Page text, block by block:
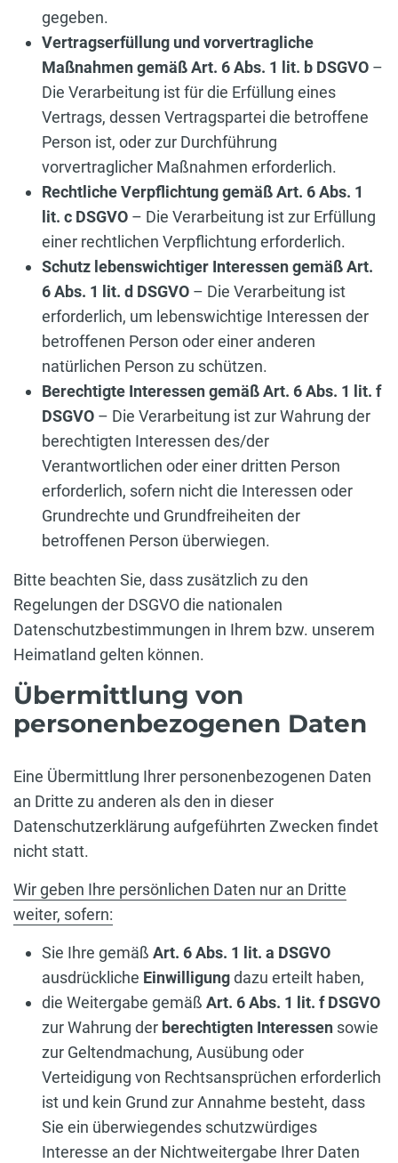
gegeben.
Vertragserfüllung und vorvertragliche
Maßnahmen gemäß Art. 6 Abs. 1 lit. b DSGVO –
Die Verarbeitung ist für die Erfüllung eines
Vertrags, dessen Vertragspartei die betroffene
Person ist, oder zur Durchführung
vorvertraglicher Maßnahmen erforderlich.
Rechtliche Verpflichtung gemäß Art. 6 Abs. 1
lit. c DSGVO – Die Verarbeitung ist zur Erfüllung
einer rechtlichen Verpflichtung erforderlich.
Schutz lebenswichtiger Interessen gemäß Art.
6 Abs. 1 lit. d DSGVO – Die Verarbeitung ist
erforderlich, um lebenswichtige Interessen der
betroffenen Person oder einer anderen
natürlichen Person zu schützen.
Berechtigte Interessen gemäß Art. 6 Abs. 1 lit. f
DSGVO – Die Verarbeitung ist zur Wahrung der
berechtigten Interessen des/der
Verantwortlichen oder einer dritten Person
erforderlich, sofern nicht die Interessen oder
Grundrechte und Grundfreiheiten der
betroffenen Person überwiegen.
Bitte beachten Sie, dass zusätzlich zu den
Regelungen der DSGVO die nationalen
Datenschutzbestimmungen in Ihrem bzw. unserem
Heimatland gelten können.
Übermittlung von
personenbezogenen Daten
Eine Übermittlung Ihrer personenbezogenen Daten
an Dritte zu anderen als den in dieser
Datenschutzerklärung aufgeführten Zwecken findet
nicht statt.
Wir geben Ihre persönlichen Daten nur an Dritte
weiter, sofern:
Sie Ihre gemäß Art. 6 Abs. 1 lit. a DSGVO
ausdrückliche Einwilligungdazu erteilt haben,
die Weitergabe gemäß Art. 6 Abs. 1 lit. f DSGVO
zur Wahrung der berechtigten Interessen sowie
zur Geltendmachung, Ausübung oder
Verteidigung von Rechtsansprüchen erforderlich
ist und kein Grund zur Annahme besteht, dass
Sie ein überwiegendes schutzwürdiges
Interesse an der Nichtweitergabe Ihrer Daten